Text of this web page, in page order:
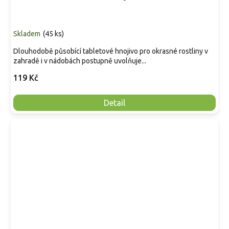
Skladem (45 ks)
119 Kč
Detail
Dlouhodobě působící tabletové hnojivo pro okrasné rostliny v
zahradě i v nádobách postupně uvolňuje...